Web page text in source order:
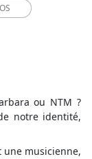
ou NTM ?
notre identité,
une musicienne,